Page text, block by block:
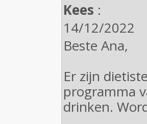
Kees :
14/12/2022
Beste Ana,
Er zijn
programma
drinken.